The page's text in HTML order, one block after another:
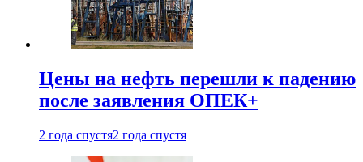
Цены на нефть перешли к падению
после заявления ОПЕК+
2 года спустя2 года спустя